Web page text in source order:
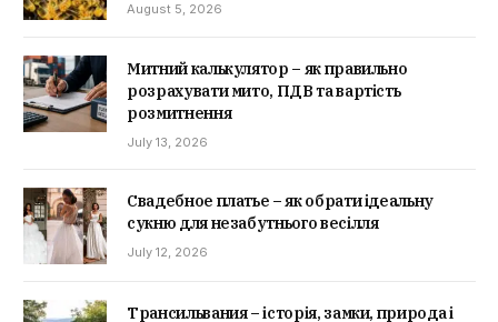
August 5, 2026
Митний калькулятор – як правильно
розрахувати мито, ПДВ та вартість
розмитнення
July 13, 2026
Свадебное платье – як обрати ідеальну
сукню для незабутнього весілля
July 12, 2026
Трансильвания – історія, замки, природа і